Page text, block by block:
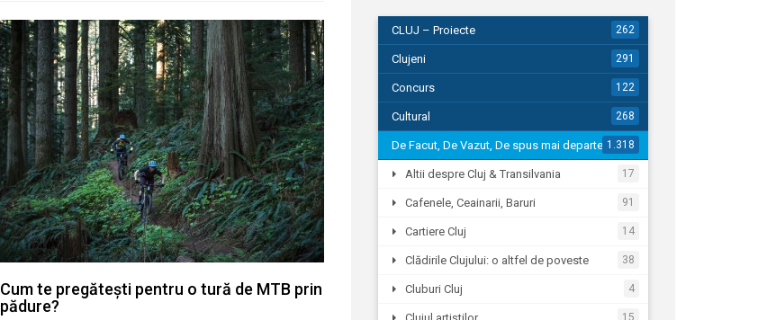
Cum te pregătești pentru o tură de MTB prin
pădure?
CLUJ – Proiecte 262
Clujeni 291
Concurs 122
Cultural 268
De Facut, De Vazut, De spus mai departe…1.318
Altii despre Cluj & Transilvania 17
Cafenele, Ceainarii, Baruri 91
Cartiere Cluj 14
Clădirile Clujului: o altfel de poveste 38
Cluburi Cluj 4
15